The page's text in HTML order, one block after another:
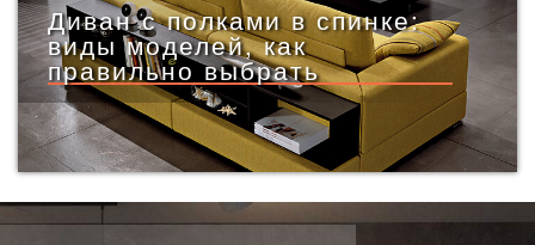
Диван с полками в спинке:
виды моделей, как
правильно выбрать